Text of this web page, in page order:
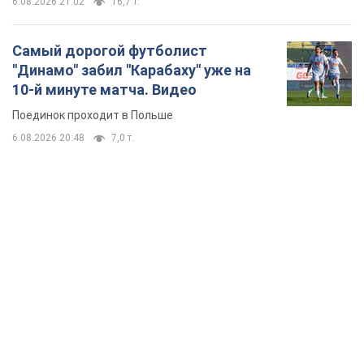
Самый дорогой футболист
"Динамо" забил "Карабаху" уже на
10-й минуте матча. Видео
Поединок проходит в Польше
6.08.2026 20:48 7,0 т.